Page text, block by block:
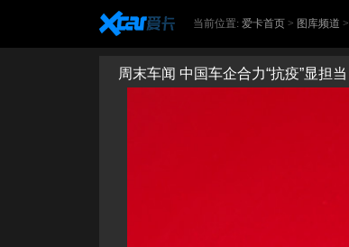
当前位置: 爱卡首页 > 图库频道 >
周末车闻 中国车企合力“抗疫”显担当